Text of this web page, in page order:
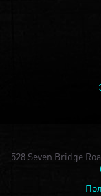
528 Seven Bridge